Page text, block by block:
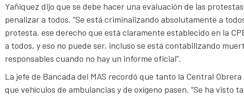
Yañiquez dijo que se debe hacer una evaluación de las
penalizar a todos. “Se está criminalizando absolutamente a
protesta, ese derecho que está claramente establecido en la
a todos, y eso no puede ser, incluso se está contabilizando
responsables cuando no hay un informe oficial”.
La jefe de Bancada del MAS recordó que tanto la Central
que vehículos de ambulancias y de oxígeno pasen. “Se ha visto